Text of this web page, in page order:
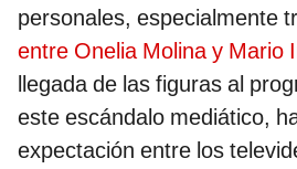
personales, especialmente
entre Onelia Molina y Mario
llegada de las figuras al
este escándalo mediático,
expectación entre los